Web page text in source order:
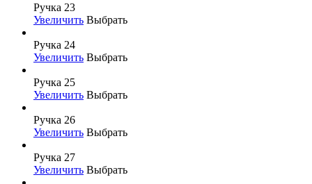
Ручка 23
Увеличить Выбрать
Ручка 24
Увеличить Выбрать
Ручка 25
Увеличить Выбрать
Ручка 26
Увеличить Выбрать
Ручка 27
Увеличить Выбрать